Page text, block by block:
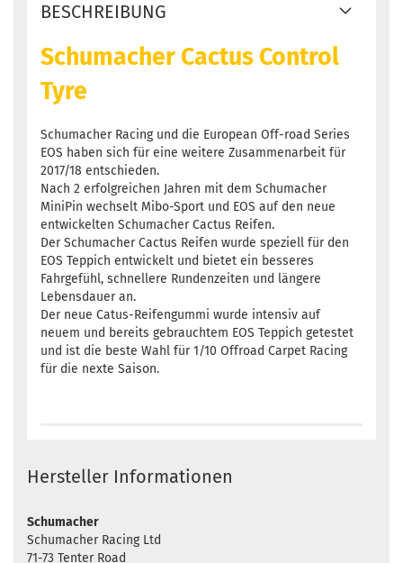
BESCHREIBUNG
Schumacher Cactus Control
Tyre
Schumacher Racing und die European Off-road Series
EOS haben sich für eine weitere Zusammenarbeit für
2017/18 entschieden.
Nach 2 erfolgreichen Jahren mit dem Schumacher
MiniPin wechselt Mibo-Sport und EOS auf den neue
entwickelten Schumacher Cactus Reifen.
Der Schumacher Cactus Reifen wurde speziell für den
EOS Teppich entwickelt und bietet ein besseres
Fahrgefühl, schnellere Rundenzeiten und längere
Lebensdauer an.
Der neue Catus-Reifengummi wurde intensiv auf
neuem und bereits gebrauchtem EOS Teppich getestet
und ist die beste Wahl für 1/10 Offroad Carpet Racing
für die nexte Saison.
Hersteller Informationen
Schumacher
Schumacher Racing Ltd
71-73 Tenter Road